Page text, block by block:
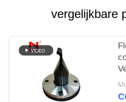
vergelijkbare